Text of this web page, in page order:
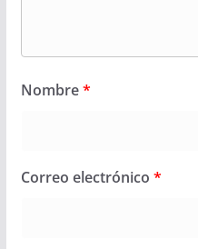
Nombre*
Correo electrónico *